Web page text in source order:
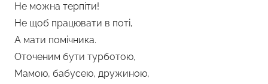
Не можна терпіти!
Не щоб працювати в поті,
А мати помічника.
Оточеним бути турботою,
Мамою, бабусею, дружиною,